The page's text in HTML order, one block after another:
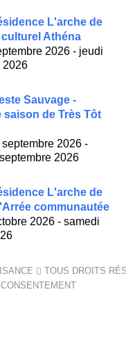
L'arche de
culturel Athéna
2026 - jeudi
2026
Sauvage -
saison de Très Tôt
2026 -
2026
L'arche de
communautée
2026 - samedi
TOUS DROITS